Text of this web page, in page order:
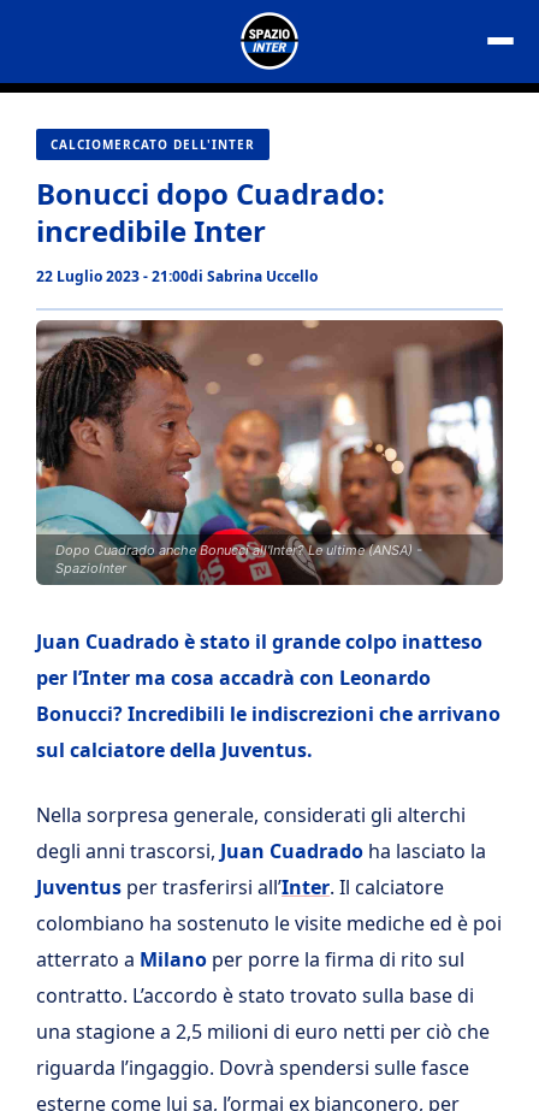
contenuto
CALCIOMERCATO DELL'INTER
Bonucci dopo Cuadrado:
incredibile Inter
22 Luglio 2023 - 21:00di Sabrina Uccello
Dopo Cuadrado anche Bonucci all'Inter? Le ultime (ANSA) -
SpazioInter
Juan Cuadrado è stato il grande colpo inatteso
per l’Inter ma cosa accadrà con Leonardo
Bonucci? Incredibili le indiscrezioni che arrivano
sul calciatore della Juventus.
Nella sorpresa generale, considerati gli alterchi
degli anni trascorsi, Juan Cuadrado ha lasciato la
Juventus per trasferirsi all’Inter. Il calciatore
colombiano ha sostenuto le visite mediche ed è poi
atterrato a Milano per porre la firma di rito sul
contratto. L’accordo è stato trovato sulla base di
una stagione a 2,5 milioni di euro netti per ciò che
riguarda l’ingaggio. Dovrà spendersi sulle fasce
esterne come lui sa, l’ormai ex bianconero, per